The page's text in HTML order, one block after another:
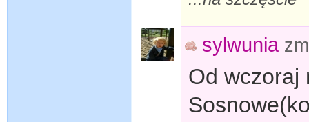
sylwunia
Od wczoraj